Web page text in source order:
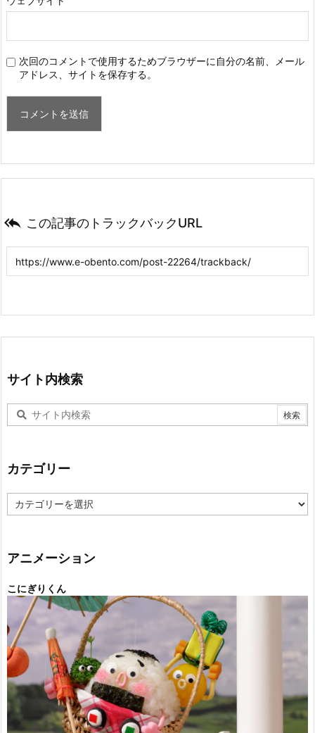
次回のコメントで使用するためブラウザーに自分の名前、メール
アドレス、サイトを保存する。
 この記事のトラックバックURL
サイト内検索
カテゴリー
テ
ー
アニメーション
こにぎりくん